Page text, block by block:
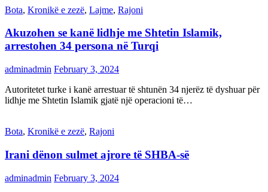
Bota, Kronikë e zezë, Lajme, Rajoni
Akuzohen se kanë lidhje me Shtetin Islamik,
arrestohen 34 persona në Turqi
adminadmin February 3, 2024
Autoritetet turke i kanë arrestuar të shtunën 34 njerëz të dyshuar për
lidhje me Shtetin Islamik gjatë një operacioni të…
Bota, Kronikë e zezë, Rajoni
Irani dënon sulmet ajrore të SHBA-së
adminadmin February 3, 2024